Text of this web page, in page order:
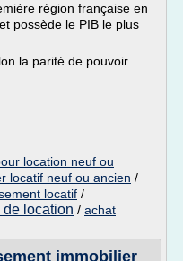
région française en
possède le PIB le plus
la parité de pouvoir
location neuf ou
locatif neuf ou ancien /
locatif /
de location / achat
immobilier